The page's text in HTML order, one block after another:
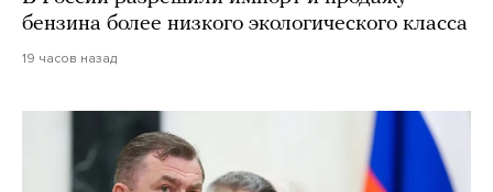
бензина более низкого экологического класса
19 часов назад